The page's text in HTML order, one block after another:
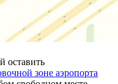
оставить
зоне аэропорта